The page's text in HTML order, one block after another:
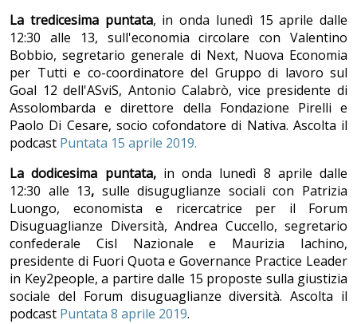
La tredicesima puntata, in onda lunedì 15 aprile dalle
12:30 alle 13, sull'economia circolare con Valentino
Bobbio, segretario generale di Next, Nuova Economia
per Tutti e co-coordinatore del Gruppo di lavoro sul
Goal 12 dell'ASviS, Antonio Calabrò, vice presidente di
Assolombarda e direttore della Fondazione Pirelli e
Paolo Di Cesare, socio cofondatore di Nativa. Ascolta il
podcast Puntata 15 aprile 2019.
La dodicesima puntata, in onda lunedì 8 aprile dalle
12:30 alle 13, sulle disuguglianze sociali con Patrizia
Luongo, economista e ricercatrice per il Forum
Disuguaglianze Diversità, Andrea Cuccello, segretario
confederale Cisl Nazionale e Maurizia Iachino,
presidente di Fuori Quota e Governance Practice Leader
in Key2people, a partire dalle 15 proposte sulla giustizia
sociale del Forum disuguaglianze diversità. Ascolta il
podcast Puntata 8 aprile 2019.